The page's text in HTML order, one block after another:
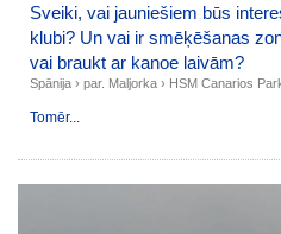
Sveiki, vai jauniešiem būs
klubi? Un vai ir smēķēšanas
vai braukt ar kanoe laivām?
Spānija › par. Maljorka › HSM Canarios
Tomēr...